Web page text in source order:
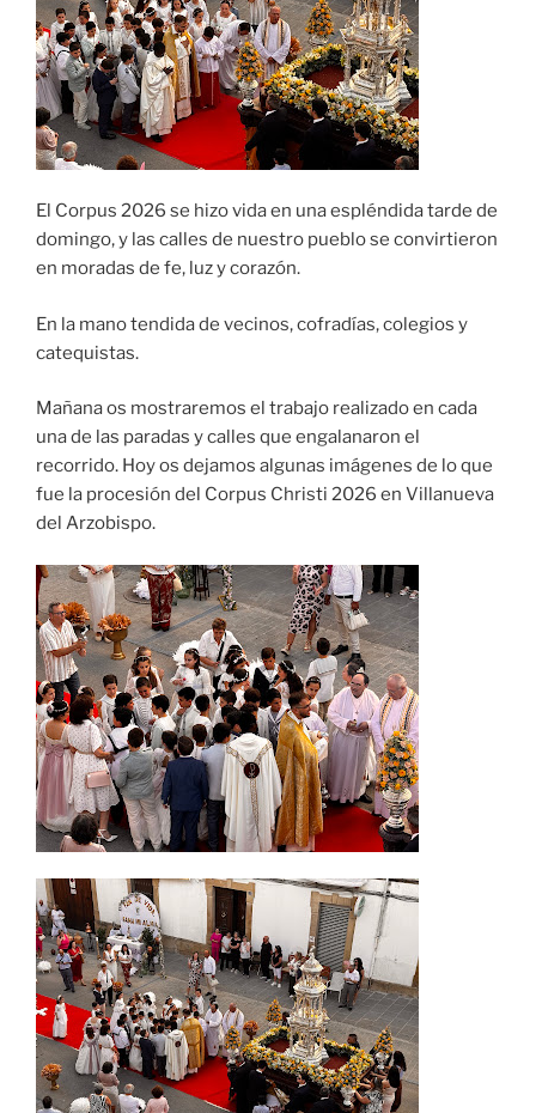
El Corpus 2026 se hizo vida en una espléndida tarde de
domingo, y las calles de nuestro pueblo se convirtieron
en moradas de fe, luz y corazón.
En la mano tendida de vecinos, cofradías, colegios y
catequistas.
Mañana os mostraremos el trabajo realizado en cada
una de las paradas y calles que engalanaron el
recorrido. Hoy os dejamos algunas imágenes de lo que
fue la procesión del Corpus Christi 2026 en Villanueva
del Arzobispo.